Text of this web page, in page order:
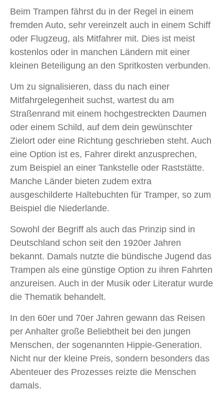
Beim Trampen fährst du in der Regel in einem
fremden Auto, sehr vereinzelt auch in einem Schiff
oder Flugzeug, als Mitfahrer mit. Dies ist meist
kostenlos oder in manchen Ländern mit einer
kleinen Beteiligung an den Spritkosten verbunden.
Um zu signalisieren, dass du nach einer
Mitfahrgelegenheit suchst, wartest du am
Straßenrand mit einem hochgestreckten Daumen
oder einem Schild, auf dem dein gewünschter
Zielort oder eine Richtung geschrieben steht. Auch
eine Option ist es, Fahrer direkt anzusprechen,
zum Beispiel an einer Tankstelle oder Raststätte.
Manche Länder bieten zudem extra
ausgeschilderte Haltebuchten für Tramper, so zum
Beispiel die Niederlande.
Sowohl der Begriff als auch das Prinzip sind in
Deutschland schon seit den 1920er Jahren
bekannt. Damals nutzte die bündische Jugend das
Trampen als eine günstige Option zu ihren Fahrten
anzureisen. Auch in der Musik oder Literatur wurde
die Thematik behandelt.
In den 60er und 70er Jahren gewann das Reisen
per Anhalter große Beliebtheit bei den jungen
Menschen, der sogenannten Hippie-Generation.
Nicht nur der kleine Preis, sondern besonders das
Abenteuer des Prozesses reizte die Menschen
damals.